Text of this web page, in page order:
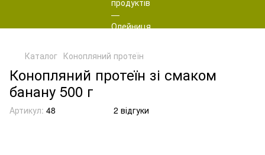
Каталог Конопляний протеїн
Конопляний протеїн зі смаком
банану 500 г
Артикул: 48 2 відгуки